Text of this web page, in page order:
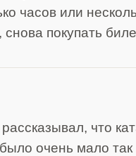
часов или
покупать
что
очень мало